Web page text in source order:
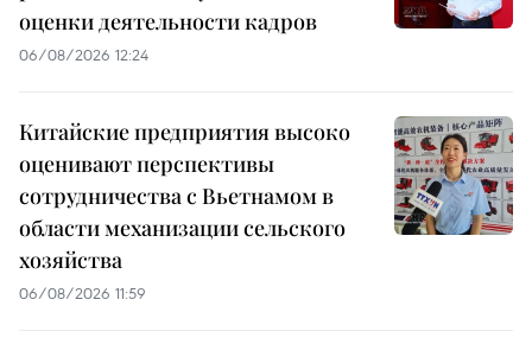
оценки деятельности кадров
06/08/2026 12:24
Китайские предприятия высоко
оценивают перспективы
сотрудничества с Вьетнамом в
области механизации сельского
хозяйства
06/08/2026 11:59